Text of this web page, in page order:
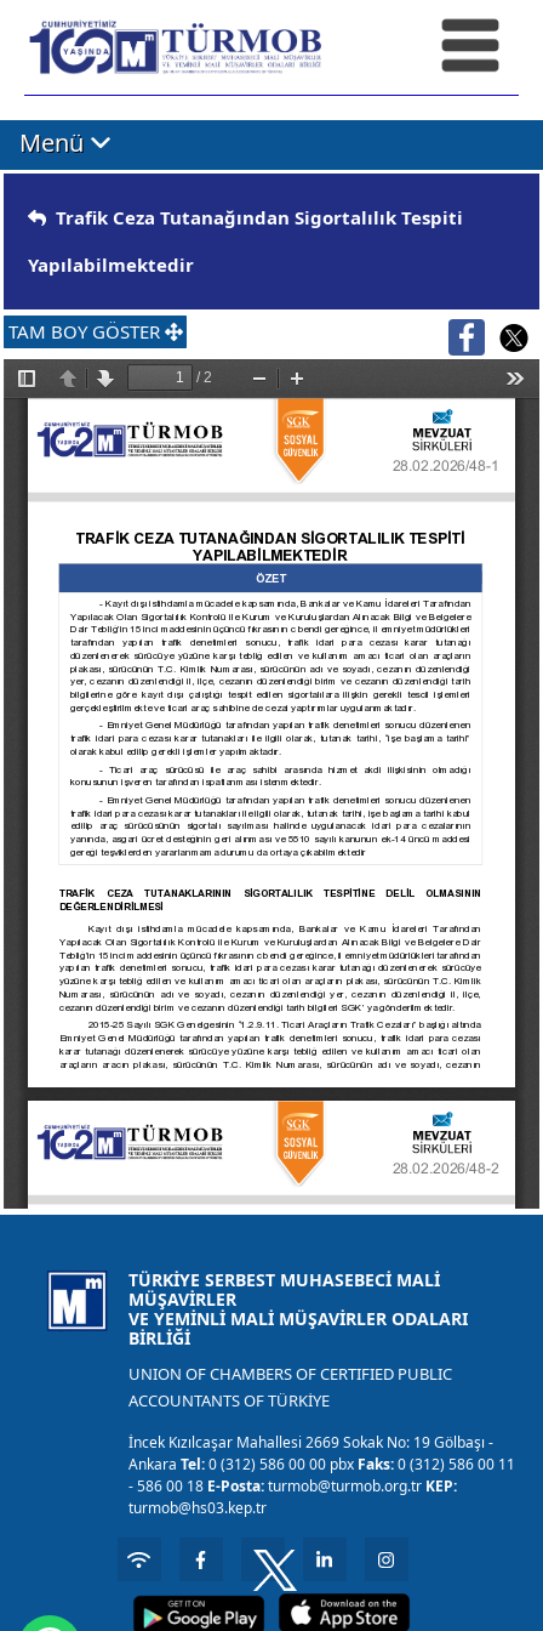
Menü
Trafik Ceza Tutanağından Sigortalılık Tespiti
Yapılabilmektedir
TAM BOY GÖSTER
TÜRKİYE SERBEST MUHASEBECİ MALİ
MÜŞAVİRLER
VE YEMİNLİ MALİ MÜŞAVİRLER ODALARI
BİRLİĞİ
UNION OF CHAMBERS OF CERTIFIED PUBLIC
ACCOUNTANTS OF TÜRKİYE
İncek Kızılcaşar Mahallesi 2669 Sokak No: 19 Gölbaşı -
AnkaraTel:0 (312) 586 00 00 pbx Faks:0 (312) 586 00 11
- 586 00 18 E-Posta:turmob@turmob.org.tr KEP:
turmob@hs03.kep.tr